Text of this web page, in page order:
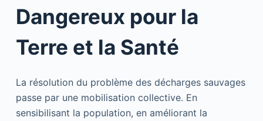
Dangereux pour la
Terre et la Santé
La résolution du problème des décharges sauvages
passe par une mobilisation collective. En
sensibilisant la population, en améliorant la